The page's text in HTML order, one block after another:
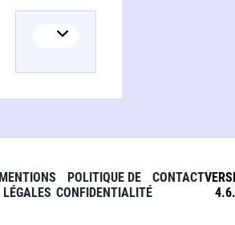
MENTIONS
LÉGALES
POLITIQUE DE
CONFIDENTIALITÉ
CONTACT